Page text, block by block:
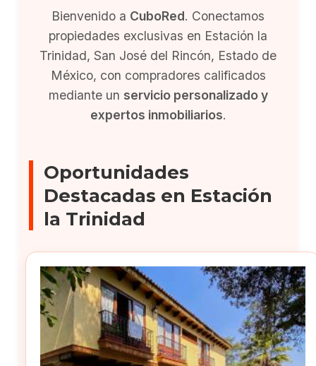
Bienvenido a CuboRed. Conectamos
propiedades exclusivas en Estación la
Trinidad, San José del Rincón, Estado de
México, con compradores calificados
mediante un servicio personalizado y
expertos inmobiliarios.
Oportunidades
Destacadas en Estación
la Trinidad